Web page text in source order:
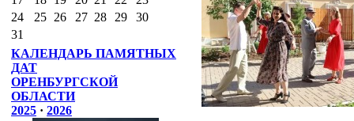
24
25 26 27 28 29
30
31
КАЛЕНДАРЬ ПАМЯТНЫХ
ДАТ
ОРЕНБУРГСКОЙ
ОБЛАСТИ
2025 · 2026